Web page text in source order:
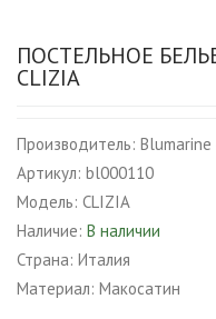
ПОСТЕЛЬНОЕ
CLIZIA
Производитель: Blumarine
Артикул: bl000110
Модель: CLIZIA
Наличие: В наличии
Страна: Италия
Материал: Макосатин